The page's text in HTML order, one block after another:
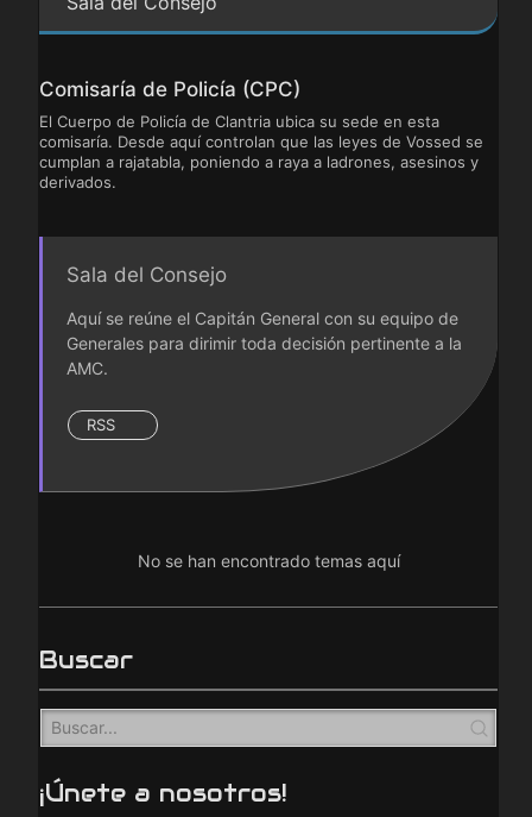
Comisaría de Policía (CPC)
El Cuerpo de Policía de Clantria ubica su sede en esta
comisaría. Desde aquí controlan que las leyes de Vossed se
cumplan a rajatabla, poniendo a raya a ladrones, asesinos y
derivados.
Sala del Consejo
Aquí se reúne el Capitán General con su equipo de
Generales para dirimir toda decisión pertinente a la
AMC.
RSS
No se han encontrado temas aquí
Buscar
¡Únete a nosotros!